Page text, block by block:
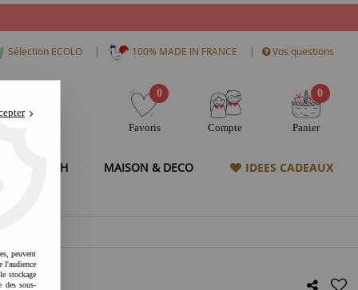
Sélection ECOLO | 100% MADE IN FRANCE | Vos questions
0
Favoris Compte
0
Panier
HIGH TECH MAISON & DECO IDEES CADEAUX
peuvent
l'audience
stockage
des sous-